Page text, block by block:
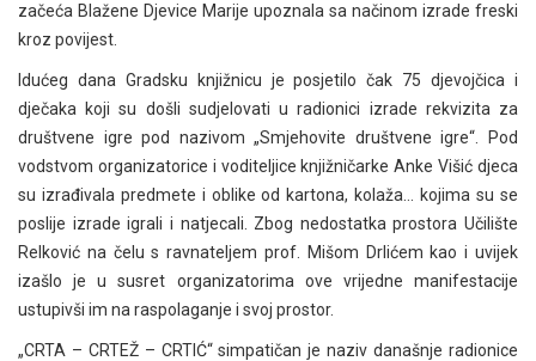
začeća Blažene Djevice Marije upoznala sa načinom izrade freski
kroz povijest.
Idućeg dana Gradsku knjižnicu je posjetilo čak 75 djevojčica i
dječaka koji su došli sudjelovati u radionici izrade rekvizita za
društvene igre pod nazivom „Smjehovite društvene igre“. Pod
vodstvom organizatorice i voditeljice knjižničarke Anke Višić djeca
su izrađivala predmete i oblike od kartona, kolaža… kojima su se
poslije izrade igrali i natjecali. Zbog nedostatka prostora Učilište
Relković na čelu s ravnateljem prof. Mišom Drlićem kao i uvijek
izašlo je u susret organizatorima ove vrijedne manifestacije
ustupivši im na raspolaganje i svoj prostor.
„CRTA – CRTEŽ – CRTIĆ“ simpatičan je naziv današnje radionice